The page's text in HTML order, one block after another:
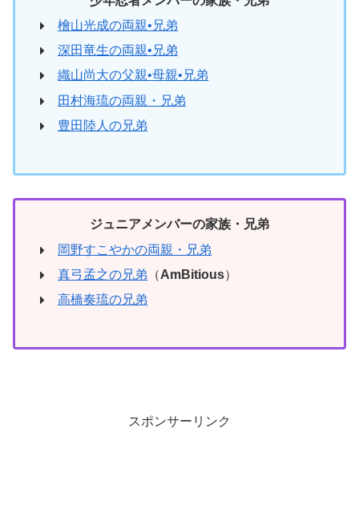
檜山光成の両親•兄弟
深田竜生の両親•兄弟
織山尚大の父親•母親•兄弟
田村海琉の両親・兄弟
豊田陸人の兄弟
ジュニアメンバーの家族・兄弟
岡野すこやかの両親・兄弟
真弓孟之の兄弟 （AmBitious）
高橋奏琉の兄弟
スポンサーリンク